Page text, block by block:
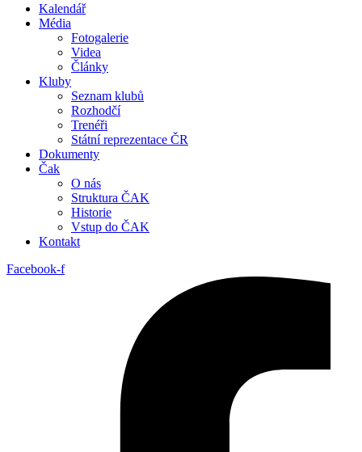
Kalendář
Média
Fotogalerie
Videa
Články
Kluby
Seznam klubů
Rozhodčí
Trenéři
Státní reprezentace ČR
Dokumenty
Čak
O nás
Struktura ČAK
Historie
Vstup do ČAK
Kontakt
Facebook-f